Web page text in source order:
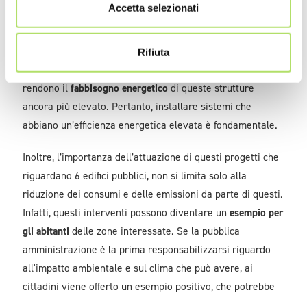
Accetta selezionati
Rifiuta
Gli edifici pubblici, a causa delle loro dimensioni, hanno un
consumo energetico notevolmente superiore rispetto a
quelli privati. Inoltre, edifici storici e antichi possono
avere impianti datati e dalle basse prestazioni, che
rendono ilfabbisogno energeticodi queste strutture
ancora più elevato. Pertanto, installare sistemi che
abbiano un’efficienza energetica elevata è fondamentale.
Inoltre, l’importanza dell’attuazione di questi progetti che
riguardano 6 edifici pubblici, non si limita solo alla
riduzione dei consumi e delle emissioni da parte di questi.
Infatti, questi interventi possono diventare un esempio per
gli abitanti delle zone interessate. Se la pubblica
amministrazione è la prima responsabilizzarsi riguardo
all'impatto ambientale e sul clima che può avere, ai
cittadini viene offerto un esempio positivo, che potrebbe